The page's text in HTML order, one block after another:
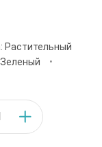
Растительный
•